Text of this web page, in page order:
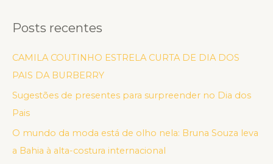
Posts recentes
CAMILA COUTINHO ESTRELA CURTA DE DIA DOS
PAIS DA BURBERRY
Sugestões de presentes para surpreender no Dia dos
Pais
O mundo da moda está de olho nela: Bruna Souza leva
a Bahia à alta-costura internacional